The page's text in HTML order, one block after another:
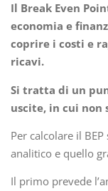
Il Break Even
economia e
coprire i costi e
ricavi.
Si tratta di un
uscite, in cui non
Per calcolare il
analitico e quello
Il primo prevede